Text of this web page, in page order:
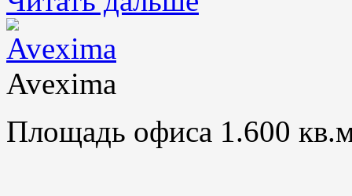
Avexima
Площадь офиса 1.600